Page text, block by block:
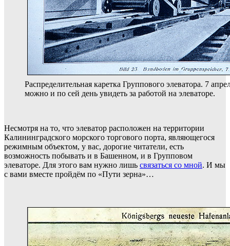
Распределительная каретка Группового элеватора. 7
можно и по сей день увидеть за работой на элеваторе.
Несмотря на то, что элеватор расположен на территории
Калининградского морского торгового порта, являющегося
режимным объектом, у вас, дорогие читатели, есть
возможность побывать и в Башенном, и в Групповом
элеваторе. Для этого вам нужно лишь связаться со мной. И мы
с вами вместе пройдём по «Пути зерна»…